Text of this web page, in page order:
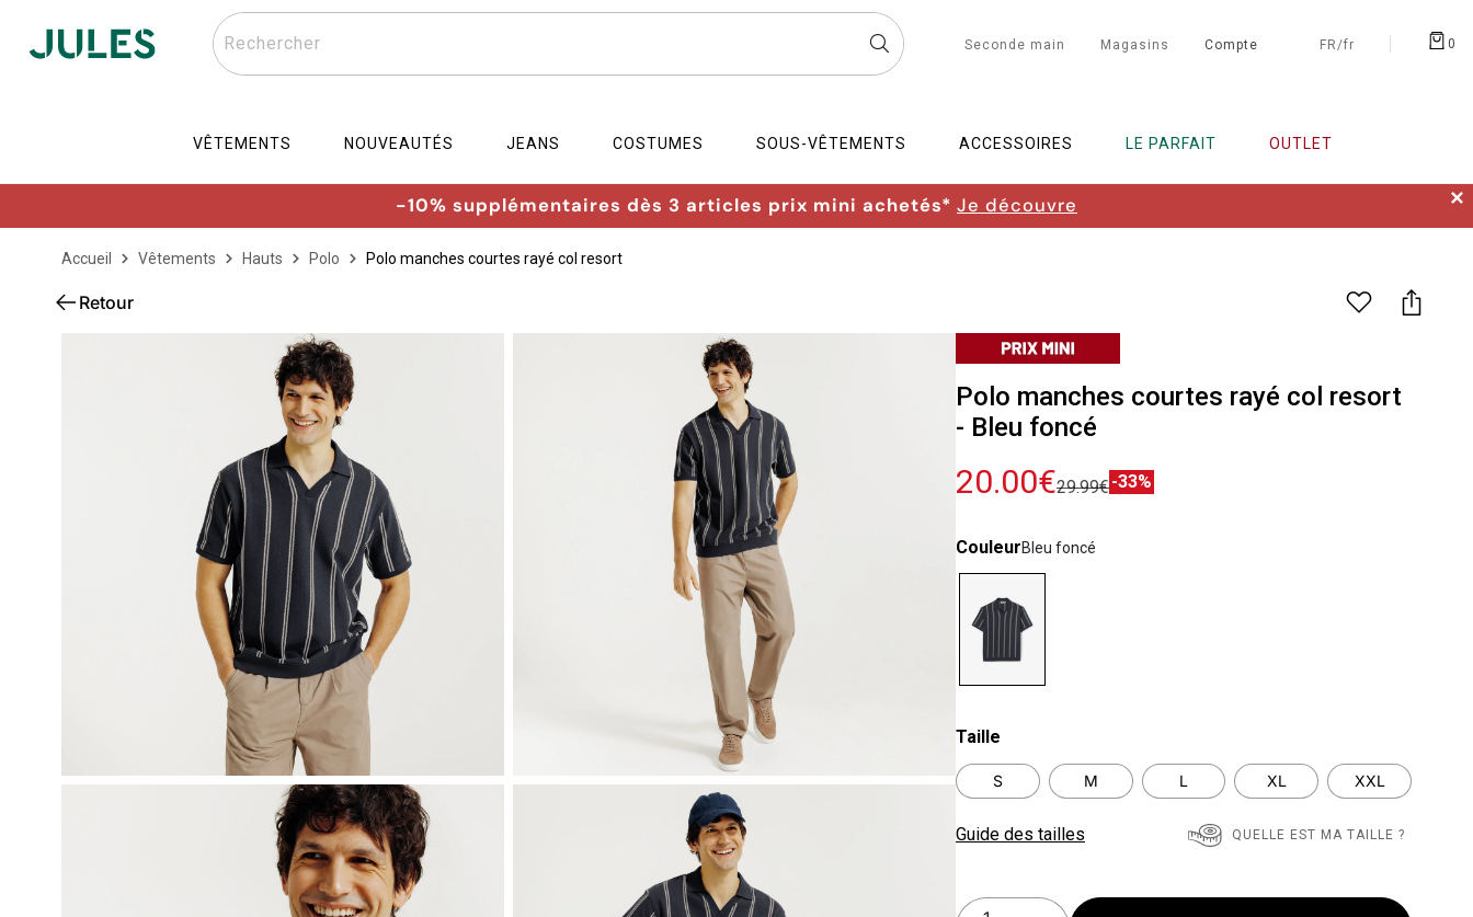
Rechercher Seconde main Magasins Compte FR/fr 0
VÊTEMENTS NOUVEAUTÉS JEANS COSTUMES SOUS-VÊTEMENTS ACCESSOIRES LE PARFAIT OUTLET
-10% supplémentaires dès 3 articles prix mini achetés* Je découvre ✕
Accueil Vêtements Hauts Polo Polo manches courtes rayé col resort
Retour
Polo manches courtes rayé col resort
- Bleu foncé
20.00€29.99€-33%
CouleurBleu foncé
Taille
S M L XL XXL
Guide des tailles QUELLE EST MA TAILLE ?